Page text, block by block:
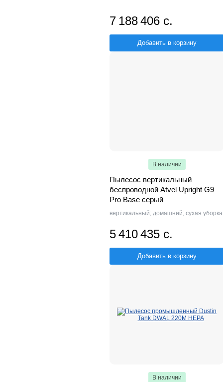
7 188 406 с.
Добавить в корзину
В наличии
Пылесос вертикальный
беспроводной Atvel Upright G9
Pro Base серый
вертикальный; домашний; сухая уборка
5 410 435 с.
Добавить в корзину
В наличии